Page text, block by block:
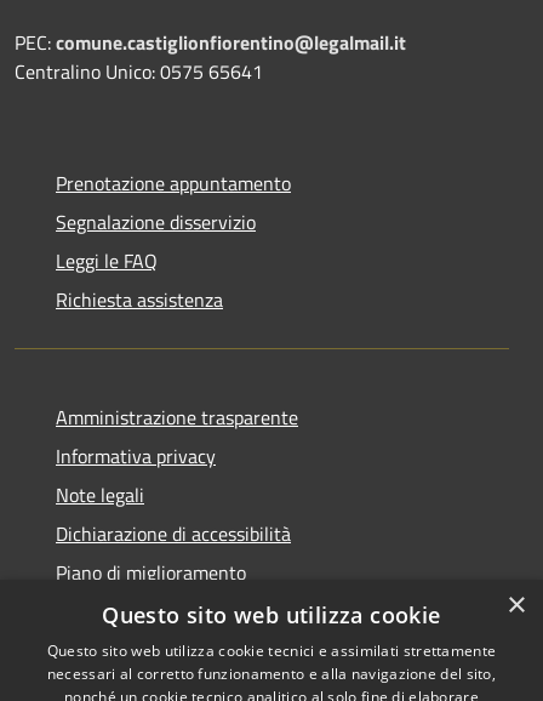
PEC:comune.castiglionfiorentino@legalmail.it
Centralino Unico: 0575 65641
Prenotazione appuntamento
Segnalazione disservizio
Leggi le FAQ
Richiesta assistenza
Amministrazione trasparente
Informativa privacy
Note legali
Dichiarazione di accessibilità
Piano di miglioramento
Copyright © 2026 • Comune di
×
Questo sito web utilizza cookie
Questo sito web utilizza cookie tecnici e assimilati strettamente
necessari al corretto funzionamento e alla navigazione del sito,
nonché un cookie tecnico analitico al solo fine di elaborare